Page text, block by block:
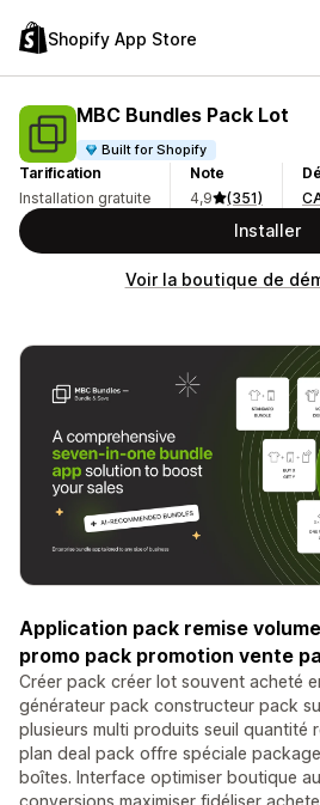
Shopify App Store
MBC Bundles Pack Lot
Built for Shopify
Tarification
Installation gratuite
Note
4,9
(351)
Installer
Voir la boutique de
Application pack remise
promo pack promotion vente
Créer pack créer lot souvent acheté
générateur pack constructeur pack
plusieurs multi produits seuil quantité
plan deal pack offre spéciale
boîtes. Interface optimiser boutique